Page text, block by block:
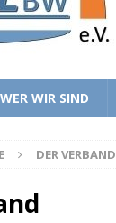
WER WIR SIND
DER VERBAND